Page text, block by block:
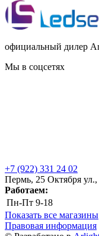
официальный дилер
Мы в соцсетях
+7 (922) 331 24 02
Пермь, 25 Октября
Работаем:
Пн-Пт 9-18
Показать все магазины
Правовая информация